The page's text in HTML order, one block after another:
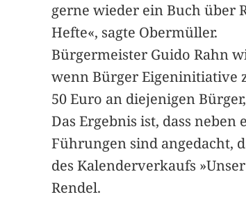
gerne wieder ein Buch über
Hefte«, sagte Obermüller.
Bürgermeister Guido Rahn
wenn Bürger Eigeninitiative
50 Euro an diejenigen
Das Ergebnis ist, dass
Führungen sind angedacht,
des Kalenderverkaufs
Rendel.